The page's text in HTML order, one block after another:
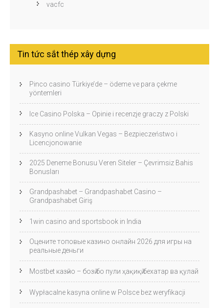
vacfc
Tin tức sắt thép xây dựng
Pinco casino Türkiye’de – ödeme ve para çekme
yöntemleri
Ice Casino Polska – Opinie i recenzje graczy z Polski
Kasyno online Vulkan Vegas – Bezpieczeństwo i
Licencjonowanie
2025 Deneme Bonusu Veren Siteler – Çevrimsiz Bahis
Bonusları
Grandpashabet – Grandpashabet Casino –
Grandpashabet Giriş
1win casino and sportsbook in India
Оцените топовые казино онлайн 2026 для игры на
реальные деньги
Mostbet казӣно – бозӣ бо пули ҳақиқӣ бехатар ва қулай
Wypłacalne kasyna online w Polsce bez weryfikacji